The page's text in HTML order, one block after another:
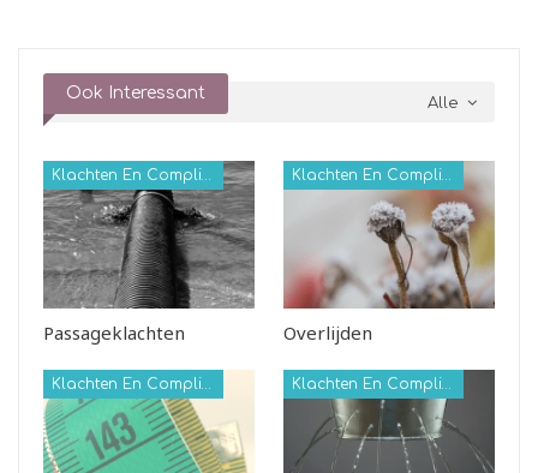
Alle
Ook Interessant
Klachten En Complicaties
Passageklachten
Klachten En Complicaties
Overlijden
Klachten En Complicaties Klachten En Complicaties